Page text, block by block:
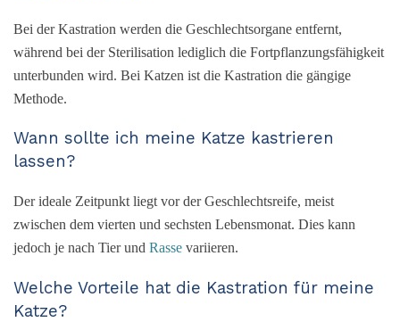
Bei der Kastration werden die Geschlechtsorgane entfernt,
während bei der Sterilisation lediglich die Fortpflanzungsfähigkeit
unterbunden wird. Bei Katzen ist die Kastration die gängige
Methode.
Wann sollte ich meine Katze kastrieren
lassen?
Der ideale Zeitpunkt liegt vor der Geschlechtsreife, meist
zwischen dem vierten und sechsten Lebensmonat. Dies kann
jedoch je nach Tier und Rasse variieren.
Welche Vorteile hat die Kastration für meine
Katze?